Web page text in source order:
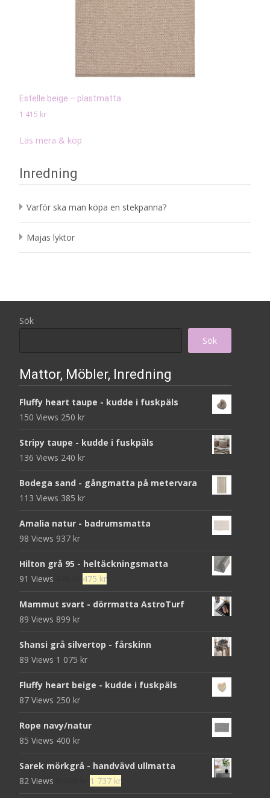
Estelle beige – plastmatta
1 415 kr
Läs mera & köp
Inredning
Varför ska man köpa en stekpanna?
Majas lyktor
Sök
Sök
Mattor, Möbler, Inredning
Fluffy heart taupe - kudde i fuskpäls
150 Views 250 kr
Stripy taupe - kudde i fuskpäls
136 Views 240 kr
Bodega sand - gångmatta på metervara
113 Views 385 kr
Amalia natur - badrumsmatta
98 Views 937 kr
Hilton grå 95 - heltäckningsmatta
91 Views
Det
priset
475 krDet
priset
475 kr.
Mammut svart - dörrmatta AstroTurf
89 Views 899 kr
Shansi grå silvertop - fårskinn
89 Views 1 075 kr
Fluffy heart beige - kudde i fuskpäls
87 Views 250 kr
Rope navy/natur
85 Views 400 kr
Sarek mörkgrå - handvävd ullmatta
82 Views
Det
1 737 krDet